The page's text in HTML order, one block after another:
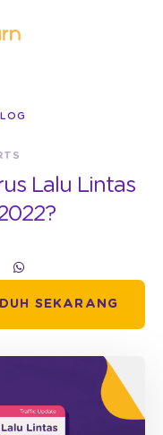
Lalu Lintas
SEKARANG